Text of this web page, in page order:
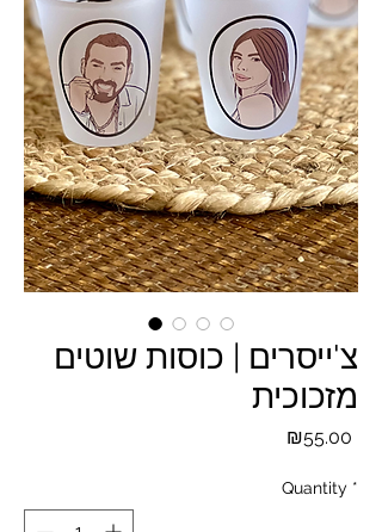
צ'ייסרים | כוסות שוטים
מזכוכית
₪55.00
Quantity *